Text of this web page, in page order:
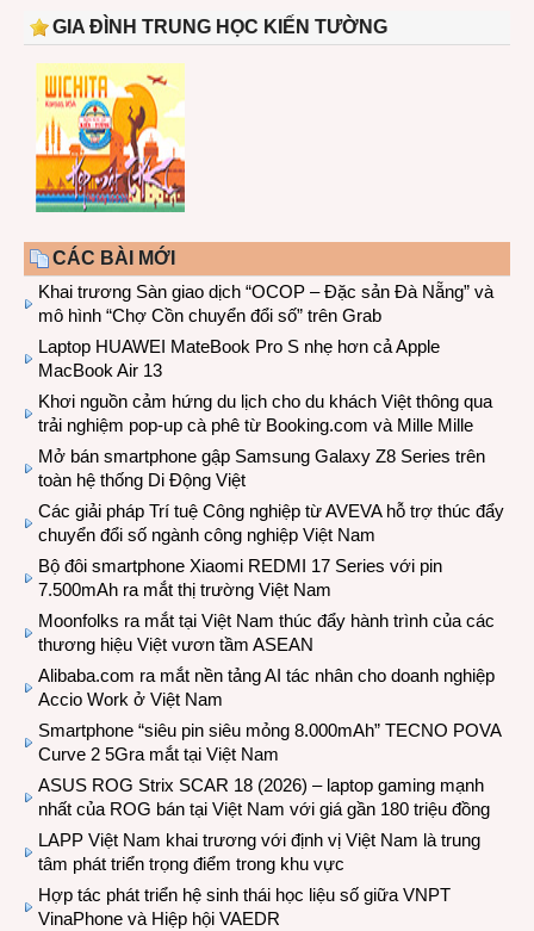
GIA ĐÌNH TRUNG HỌC KIẾN TƯỜNG
CÁC BÀI MỚI
Khai trương Sàn giao dịch “OCOP – Đặc sản Đà Nẵng” và
mô hình “Chợ Cồn chuyển đổi số” trên Grab
Laptop HUAWEI MateBook Pro S nhẹ hơn cả Apple
MacBook Air 13
Khơi nguồn cảm hứng du lịch cho du khách Việt thông qua
trải nghiệm pop-up cà phê từ Booking.com và Mille Mille
Mở bán smartphone gập Samsung Galaxy Z8 Series trên
toàn hệ thống Di Động Việt
Các giải pháp Trí tuệ Công nghiệp từ AVEVA hỗ trợ thúc đẩy
chuyển đổi số ngành công nghiệp Việt Nam
Bộ đôi smartphone Xiaomi REDMI 17 Series với pin
7.500mAh ra mắt thị trường Việt Nam
Moonfolks ra mắt tại Việt Nam thúc đẩy hành trình của các
thương hiệu Việt vươn tầm ASEAN
Alibaba.com ra mắt nền tảng AI tác nhân cho doanh nghiệp
Accio Work ở Việt Nam
Smartphone “siêu pin siêu mỏng 8.000mAh” TECNO POVA
Curve 2 5Gra mắt tại Việt Nam
ASUS ROG Strix SCAR 18 (2026) – laptop gaming mạnh
nhất của ROG bán tại Việt Nam với giá gần 180 triệu đồng
LAPP Việt Nam khai trương với định vị Việt Nam là trung
tâm phát triển trọng điểm trong khu vực
Hợp tác phát triển hệ sinh thái học liệu số giữa VNPT
VinaPhone và Hiệp hội VAEDR